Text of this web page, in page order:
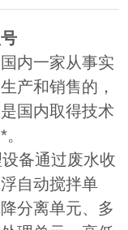
内一家从事实
产和销售的，
国内取得技术
备通过废水收
自动搅拌单
分离单元、多